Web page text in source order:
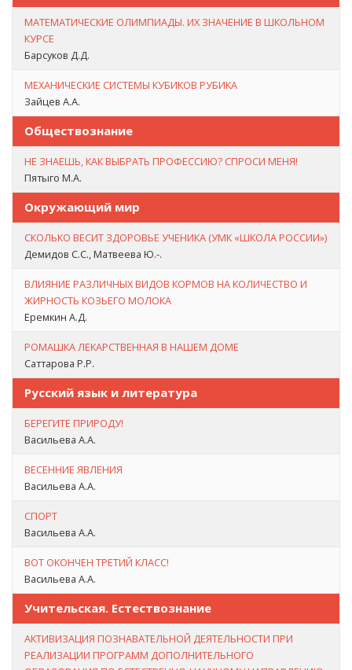
МАТЕМАТИЧЕСКИЕ ОЛИМПИАДЫ. ИХ ЗНАЧЕНИЕ В ШКОЛЬНОМ
КУРСЕ
Барсуков Д.Д.
МЕХАНИЧЕСКИЕ СИСТЕМЫ КУБИКОВ РУБИКА
Зайцев А.А.
Обществознание
НЕ ЗНАЕШЬ, КАК ВЫБРАТЬ ПРОФЕССИЮ? СПРОСИ МЕНЯ!
Пятыго М.А.
Окружающий мир
СКОЛЬКО ВЕСИТ ЗДОРОВЬЕ УЧЕНИКА (УМК «ШКОЛА РОССИИ»)
Демидов С.С., Матвеева Ю.-.
ВЛИЯНИЕ РАЗЛИЧНЫХ ВИДОВ КОРМОВ НА КОЛИЧЕСТВО И
ЖИРНОСТЬ КОЗЬЕГО МОЛОКА
Еремкин А.Д.
РОМАШКА ЛЕКАРСТВЕННАЯ В НАШЕМ ДОМЕ
Саттарова Р.Р.
Русский язык и литература
БЕРЕГИТЕ ПРИРОДУ!
Васильева А.А.
ВЕСЕННИЕ ЯВЛЕНИЯ
Васильева А.А.
СПОРТ
Васильева А.А.
ВОТ ОКОНЧЕН ТРЕТИЙ КЛАСС!
Васильева А.А.
Учительская. Естествознание
АКТИВИЗАЦИЯ ПОЗНАВАТЕЛЬНОЙ ДЕЯТЕЛЬНОСТИ ПРИ
РЕАЛИЗАЦИИ ПРОГРАММ ДОПОЛНИТЕЛЬНОГО